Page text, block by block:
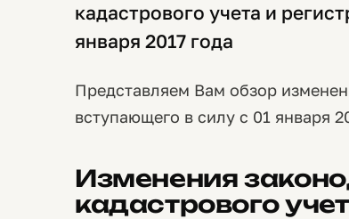
кадастрового учета и
января 2017 года
Представляем Вам обзор
вступающего в силу с 01 января
Изменения
кадастрового